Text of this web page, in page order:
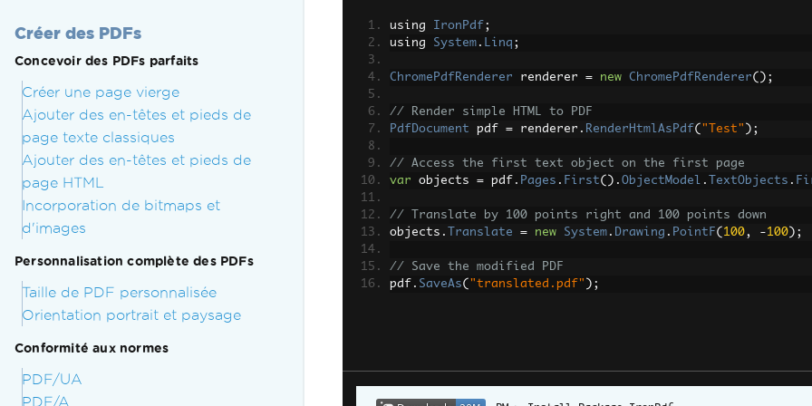
Créer des PDFs
Concevoir des PDFs parfaits
Créer une page vierge
Ajouter des en-têtes et pieds de
page texte classiques
Ajouter des en-têtes et pieds de
page HTML
Incorporation de bitmaps et
d'images
Personnalisation complète des PDFs
Taille de PDF personnalisée
Orientation portrait et paysage
Conformité aux normes
PDF/UA
PDF/A
using IronPdf ;
using System . Linq ;
ChromePdfRenderer renderer = new ChromePdfRenderer();
// Render simple HTML to PDF
PdfDocument pdf = renderer . RenderHtmlAsPdf( "Test" );
// Access the first text object on the first page
var objects = pdf . Pages . First(). ObjectModel . TextObjects .
// Translate by 100 points right and 100 points down
objects . Translate = new System . Drawing . PointF( 100, -100 );
// Save the modified PDF
pdf . SaveAs( "translated.pdf" );